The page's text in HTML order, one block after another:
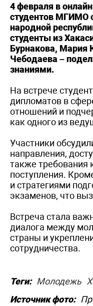
4 февраля в
студентов МГИМО
народной
студенты из
Бурнакова, Мария
Чебодаева –
знаниями.
На встрече
дипломатов в
отношений и
как одного из
Участники
направления,
также
поступления.
и стратегиями
экзаменов, что
Встреча стала
диалога между
страны и
сотрудничества.
Теги: Молодежь
Источник фото: